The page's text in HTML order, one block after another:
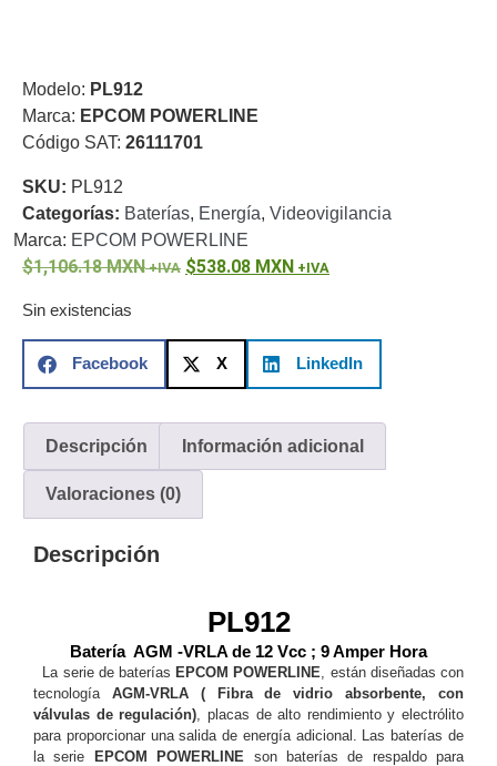
de
VideoTransceptores
de Video
Cables y
Conectores
Adaptador
a
RCAAudio
VideoCable
Coaxial y
Conectores
Cables
Armados -
5eFibra
ÓpticaPara
Alimentación
y
ElectricidadRG59
HDMI
Cámaras
IP y NVRs
Ambientes
Salinos
Modelo: PL912
Marca: EPCOM POWERLINE
Código SAT: 26111701
SKU: PL912
Categorías: Baterías, Energía, Videovigilancia
Marca: EPCOM POWERLINE
1,106.18MXN 538.08 MXN
Sin existencias
Facebook X LinkedIn
Descripción Información adicional
Valoraciones (0)
Descripción
PL912
Batería AGM -VRLA de 12 Vcc ; 9 Amper Hora
La serie de baterías EPCOM POWERLINE , están diseñadas con
tecnología AGM-VRLA ( Fibra de vidrio absorbente, con
válvulas de regulación) , placas de alto rendimiento y electrólito
para proporcionar una salida de energía adicional. Las baterías de
la serie
EPCOM POWERLINE son baterías de respaldo para